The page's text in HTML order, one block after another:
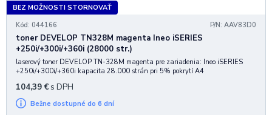
BEZ MOŽNOSTI STORNOVAŤ
Kód: 044166
P/N: AAV83D0
toner DEVELOP TN328M magenta Ineo iSERIES
+250i/+300i/+360i (28000 str.)
laserový toner DEVELOP TN-328M magenta pre zariadenia: Ineo iSERIES
+250i/+300i/+360i kapacita 28.000 strán pri 5% pokrytí A4
104,39 € s DPH
Bežne dostupné do 6 dní